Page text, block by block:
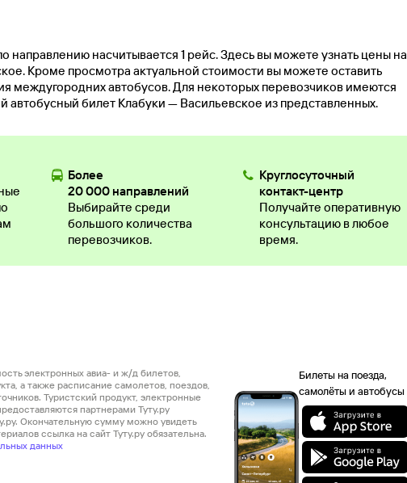
направлению насчитывается 1 рейс. Здесь вы можете узнать цены на
Кроме просмотра актуальной стоимости вы можете оставить
автобусов. Для некоторых перевозчиков имеются
автобусный билет Клабуки — Васильевское из представленных.
Более
20 000 направлений
Выбирайте среди
большого количества
перевозчиков.
Круглосуточный
контакт-центр
Получайте оперативную
консультацию в любое
время.
Билеты на поезда,
самолёты и автобусы
электронных авиа- и ж/д билетов,
а также расписание самолетов, поездов,
Туристский продукт, электронные
партнерами Туту.ру
Окончательную сумму можно увидеть
ссылка на сайт Туту.ру обязательна.
данных